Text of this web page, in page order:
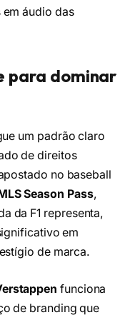
áudio das
para dominar
um padrão claro
de direitos
no baseball
Season Pass,
da F1 representa,
em
de marca.
funciona
de branding que